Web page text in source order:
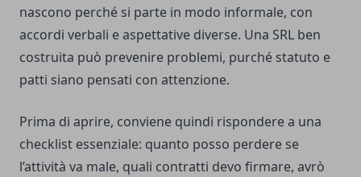
nascono perché si parte in modo informale, con
accordi verbali e aspettative diverse. Una SRL ben
costruita può prevenire problemi, purché statuto e
patti siano pensati con attenzione.
Prima di aprire, conviene quindi rispondere a una
checklist essenziale: quanto posso perdere se
l’attività va male, quali contratti devo firmare, avrò